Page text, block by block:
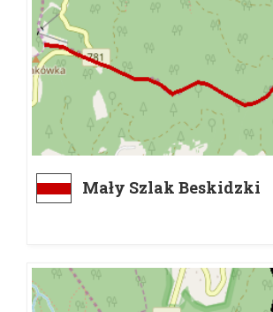
Mały Szlak Beskidzki